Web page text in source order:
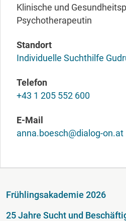
Klinische und
Psychotherapeutin
Standort
Individuelle Suchthilfe
Telefon
+43 1 205 552 600
E-Mail
anna.boesch@dialog-on.at
Fußzeile
Frühlingsakademie 2026
25 Jahre Sucht und